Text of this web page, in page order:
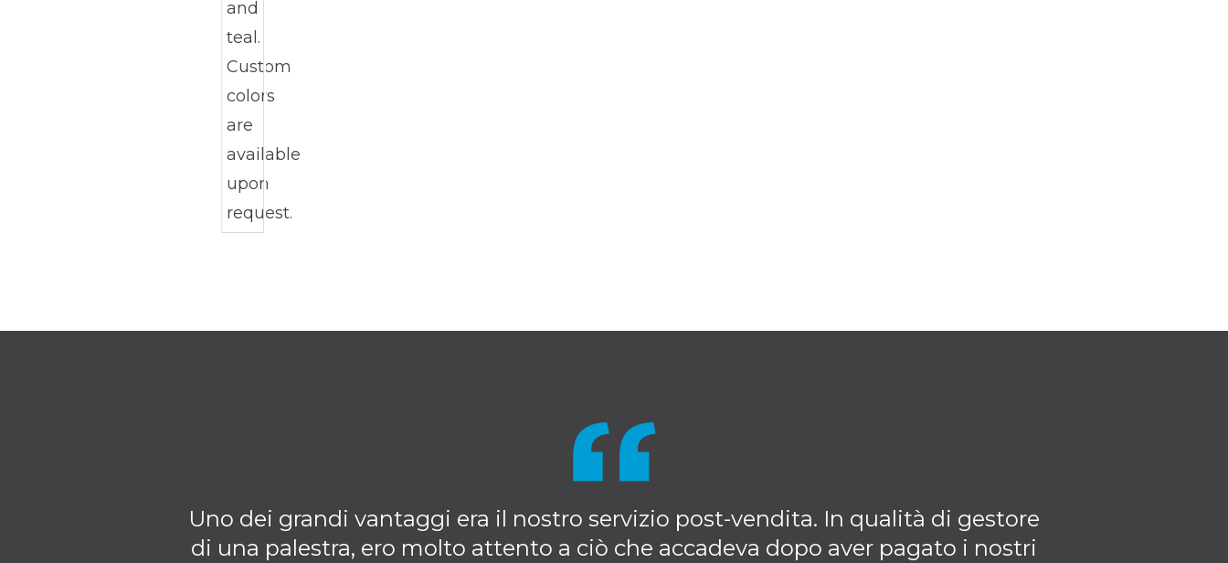
Uno dei grandi vantaggi era il nostro servizio post-vendita. In qualità di gestore
di una palestra, ero molto attento a ciò che accadeva dopo aver pagato i nostri